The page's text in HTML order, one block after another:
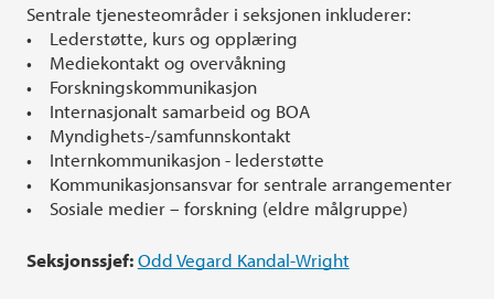
Sentrale tjenesteområder i seksjonen inkluderer:
• Lederstøtte, kurs og opplæring
• Mediekontakt og overvåkning
• Forskningskommunikasjon
• Internasjonalt samarbeid og BOA
• Myndighets-/samfunnskontakt
• Internkommunikasjon - lederstøtte
• Kommunikasjonsansvar for sentrale arrangementer
• Sosiale medier – forskning (eldre målgruppe)
Seksjonssjef: Odd Vegard Kandal-Wright